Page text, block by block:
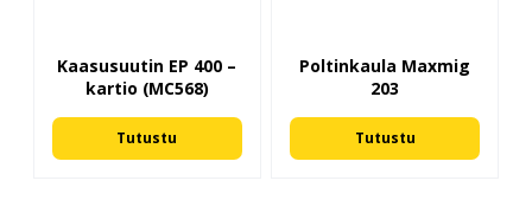
Kaasusuutin EP 400 –
kartio (MC568)
Tutustu
Poltinkaula Maxmig
203
Tutustu